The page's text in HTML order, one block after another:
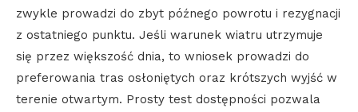
zwykle prowadzi do zbyt późnego powrotu i rezygnacji
z ostatniego punktu. Jeśli warunek wiatru utrzymuje
się przez większość dnia, to wniosek prowadzi do
preferowania tras osłoniętych oraz krótszych wyjść w
terenie otwartym. Prosty test dostępności pozwala